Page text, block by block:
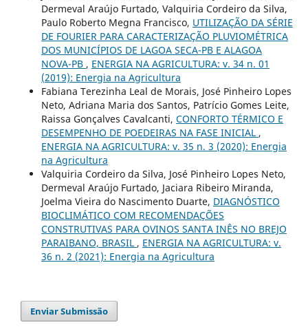
Dermeval Araújo Furtado, Valquiria Cordeiro da Silva,
Paulo Roberto Megna Francisco, UTILIZAÇÃO DA SÉRIE
DE FOURIER PARA CARACTERIZAÇÃO PLUVIOMÉTRICA
DOS MUNICÍPIOS DE LAGOA SECA-PB E ALAGOA
NOVA-PB , ENERGIA NA AGRICULTURA: v. 34 n. 01
(2019): Energia na Agricultura
Fabiana Terezinha Leal de Morais, José Pinheiro Lopes
Neto, Adriana Maria dos Santos, Patrício Gomes Leite,
Raissa Gonçalves Cavalcanti, CONFORTO TÉRMICO E
DESEMPENHO DE POEDEIRAS NA FASE INICIAL ,
ENERGIA NA AGRICULTURA: v. 35 n. 3 (2020): Energia
na Agricultura
Valquiria Cordeiro da Silva, José Pinheiro Lopes Neto,
Dermeval Araújo Furtado, Jaciara Ribeiro Miranda,
Joelma Vieira do Nascimento Duarte, DIAGNÓSTICO
BIOCLIMÁTICO COM RECOMENDAÇÕES
CONSTRUTIVAS PARA OVINOS SANTA INÊS NO BREJO
PARAIBANO, BRASIL , ENERGIA NA AGRICULTURA: v.
36 n. 2 (2021): Energia na Agricultura
Enviar Submissão